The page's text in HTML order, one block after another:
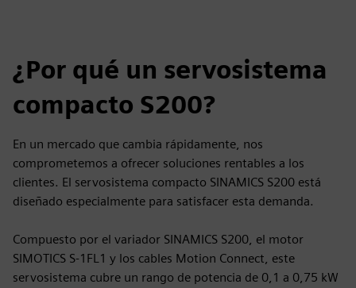
¿Por qué un servosistema
compacto S200?
En un mercado que cambia rápidamente, nos
comprometemos a ofrecer soluciones rentables a los
clientes. El servosistema compacto SINAMICS S200 está
diseñado especialmente para satisfacer esta demanda.
Compuesto por el variador SINAMICS S200, el motor
SIMOTICS S-1FL1 y los cables Motion Connect, este
servosistema cubre un rango de potencia de 0,1 a 0,75 kW